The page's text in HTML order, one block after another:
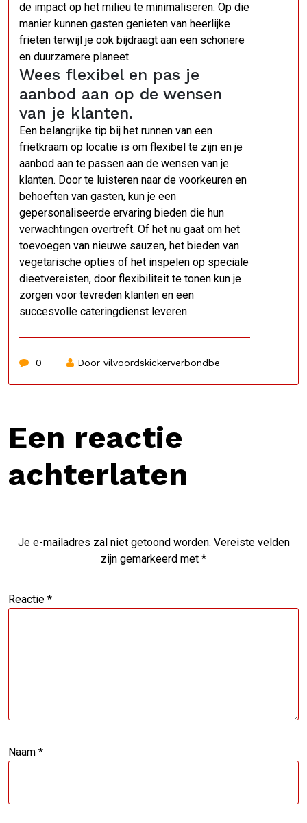
de impact op het milieu te minimaliseren. Op die
manier kunnen gasten genieten van heerlijke
frieten terwijl je ook bijdraagt aan een schonere
en duurzamere planeet.
Wees flexibel en pas je
aanbod aan op de wensen
van je klanten.
Een belangrijke tip bij het runnen van een
frietkraam op locatie is om flexibel te zijn en je
aanbod aan te passen aan de wensen van je
klanten. Door te luisteren naar de voorkeuren en
behoeften van gasten, kun je een
gepersonaliseerde ervaring bieden die hun
verwachtingen overtreft. Of het nu gaat om het
toevoegen van nieuwe sauzen, het bieden van
vegetarische opties of het inspelen op speciale
dieetvereisten, door flexibiliteit te tonen kun je
zorgen voor tevreden klanten en een
succesvolle cateringdienst leveren.
0 Door vilvoordskickerverbondbe
Een reactie
achterlaten
Je e-mailadres zal niet getoond worden. Vereiste velden
zijn gemarkeerd met *
Reactie *
Naam *